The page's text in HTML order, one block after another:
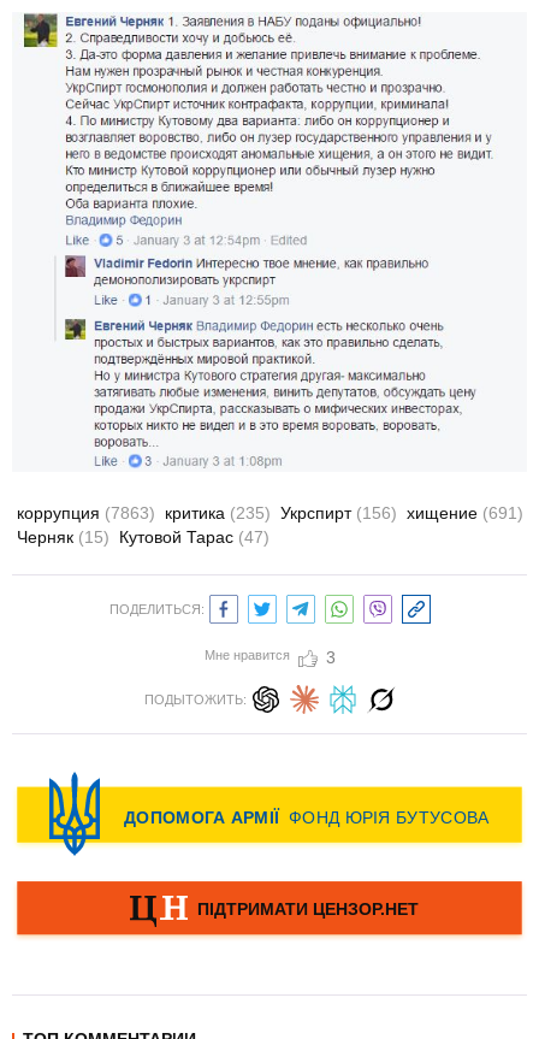
коррупция (7863) критика (235) Укрспирт (156) хищение (691)
Черняк (15) Кутовой Тарас (47)
ПОДЕЛИТЬСЯ:
Мне нравится 3
ПОДЫТОЖИТЬ: